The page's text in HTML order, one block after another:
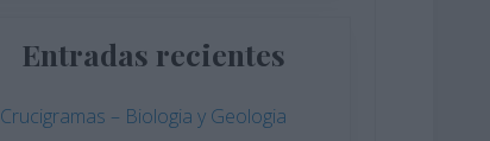
Entradas recientes
Crucigramas – Biologia y Geologia